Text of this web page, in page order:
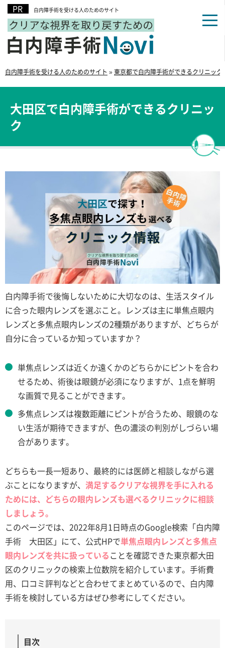
白内障手術を受ける人のためのサイト
白内障手術を受ける人のためのサイト »東京都で白内障手術ができるクリニック
大田区で白内障手術ができるクリニッ
ク
白内障手術で後悔しないために大切なのは、生活スタイル
に合った眼内レンズを選ぶこと。レンズは主に単焦点眼内
レンズと多焦点眼内レンズの2種類がありますが、どちらが
自分に合っているか知っていますか？
単焦点レンズは近くか遠くかのどちらかにピントを合わ
せるため、術後は眼鏡が必須になりますが、1点を鮮明
な画質で見ることができます。
多焦点レンズは複数距離にピントが合うため、眼鏡のな
い生活が期待できますが、色の濃淡の判別がしづらい場
合があります。
どちらも一長一短あり、最終的には医師と相談しながら選
ぶことになりますが、 満足するクリアな視界を手に入れる
ためには、どちらの眼内レンズも選べるクリニックに相談
しましょう。
このページでは、2022年8月1日時点のGoogle検索「白内障
手術 大田区」にて、公式HPで単焦点眼内レンズと多焦点
眼内レンズを共に扱っていることを確認できた東京都大田
区のクリニックの検索上位数院を紹介しています。手術費
用、口コミ評判などと合わせてまとめているので、白内障
手術を検討している方はぜひ参考にしてください。
目次